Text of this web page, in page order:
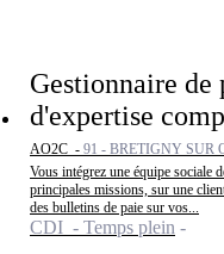
Gestionnaire de
d'expertise
AO2C - 91 - BRETIGNY SUR
Vous intégrez une équipe sociale
principales missions, sur une
des bulletins de paie sur vos...
CDI - Temps plein